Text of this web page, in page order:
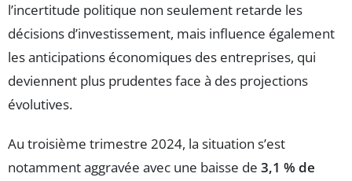
l’incertitude politique non seulement retarde les
décisions d’investissement, mais influence également
les anticipations économiques des entreprises, qui
deviennent plus prudentes face à des projections
évolutives.
Au troisième trimestre 2024, la situation s’est
notamment aggravée avec une baisse de 3,1 % de